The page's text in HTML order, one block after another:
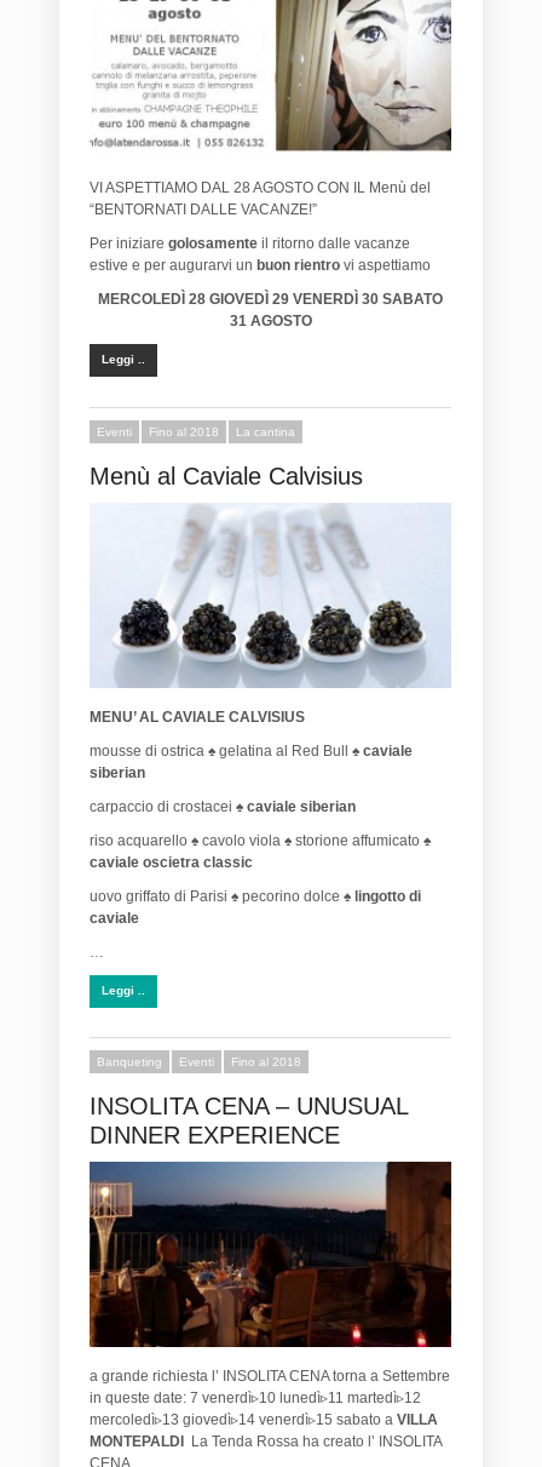
VI ASPETTIAMO DAL 28 AGOSTO CON IL Menù del
“BENTORNATI DALLE VACANZE!”
Per iniziare golosamente il ritorno dalle vacanze
estive e per augurarvi un buon rientro vi aspettiamo
MERCOLEDÌ 28 GIOVEDÌ 29 VENERDÌ 30 SABATO
31 AGOSTO
Leggi ..
Eventi Fino al 2018 La cantina
Menù al Caviale Calvisius
MENU’ AL CAVIALE CALVISIUS
mousse di ostrica ♠ gelatina al Red Bull ♠ caviale
siberian
carpaccio di crostacei ♠ caviale siberian
riso acquarello ♠ cavolo viola ♠ storione affumicato ♠
caviale oscietra classic
uovo griffato di Parisi ♠ pecorino dolce ♠ lingotto di
caviale
Leggi ..
Banqueting Eventi Fino al 2018
INSOLITA CENA – UNUSUAL
DINNER EXPERIENCE
a grande richiesta l’ INSOLITA CENA torna a Settembre
in queste date: 7 venerdì▹10 lunedì▹11 martedì▹12
mercoledì▹13 giovedì▹14 venerdì▹15 sabato a VILLA
MONTEPALDI La Tenda Rossa ha creato l’ INSOLITA
CENA